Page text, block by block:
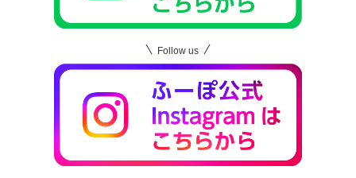
Follow us